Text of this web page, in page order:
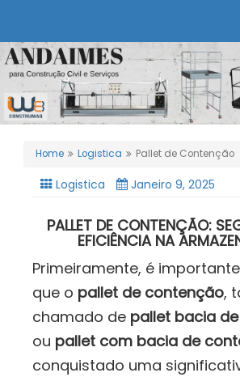
Home Logistica Pallet de Contenção
Logistica Janeiro 9, 2025
PALLET DE CONTENÇÃO:
EFICIÊNCIA NA
Primeiramente, é
que o pallet de contenção,
chamado de pallet bacia
ou pallet com bacia de
conquistado uma